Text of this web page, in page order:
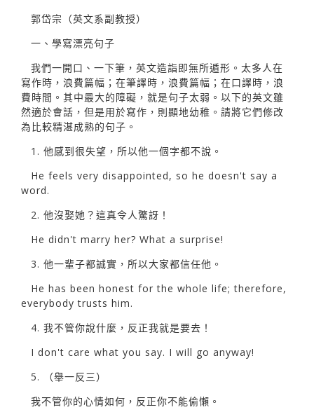
郭岱宗（英文系副教授）
一、學寫漂亮句子
我們一開口、一下筆，英文造詣即無所遁形。太多人在
寫作時，浪費篇幅；在筆譯時，浪費篇幅；在口譯時，浪
費時間。其中最大的障礙，就是句子太弱。以下的英文雖
然適於會話，但是用於寫作，則顯地幼稚。請將它們修改
為比較精湛成熟的句子。
1. 他感到很失望，所以他一個字都不說。
He feels very disappointed, so he doesn't say a
word.
2. 他沒娶她？這真令人驚訝！
He didn't marry her? What a surprise!
3. 他一輩子都誠實，所以大家都信任他。
He has been honest for the whole life; therefore,
everybody trusts him.
4. 我不管你說什麼，反正我就是要去！
I don't care what you say. I will go anyway!
5. （舉一反三）
我不管你的心情如何，反正你不能偷懶。